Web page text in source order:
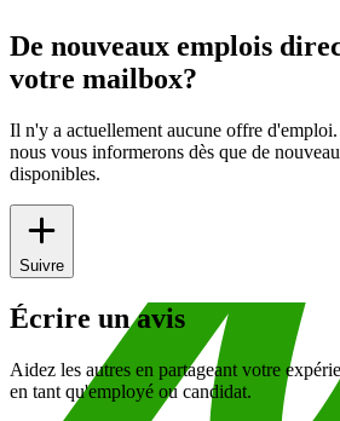
De nouveaux emplois
votre mailbox?
Il n'y a actuellement aucune offre
nous vous informerons dès que de
disponibles.
Suivre
Écrire un avis
Aidez les autres en partageant votre
en tant qu'employé ou candidat.